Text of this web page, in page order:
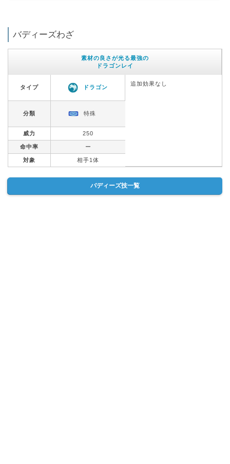
バディーズわざ
素材の良さが光る最強の
ドラゴンレイ
タイプ ドラゴン
追加効果なし
分類 特殊
威力 250
命中率 ー
対象 相手1体
バディーズ技一覧